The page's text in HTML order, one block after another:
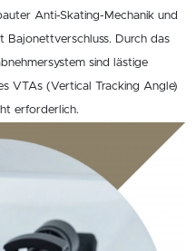
Anti-Skating-Mechanik und
Bajonettverschluss. Durch das
sind lästige
VTAs (Vertical Tracking Angle)
erforderlich.